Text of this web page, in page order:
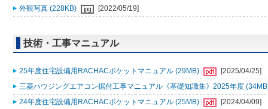
外観写真 (228KB) [2022/05/19]
技術・工事マニュアル
25年度住宅設備用RACHACポケットマニュアル (29MB)
[2025/04/25]
三菱ハウジングエアコン据付工事マニュアル《基礎知識集》2025年度
24年度住宅設備用RACHACポケットマニュアル (25MB)
[2024/04/09]